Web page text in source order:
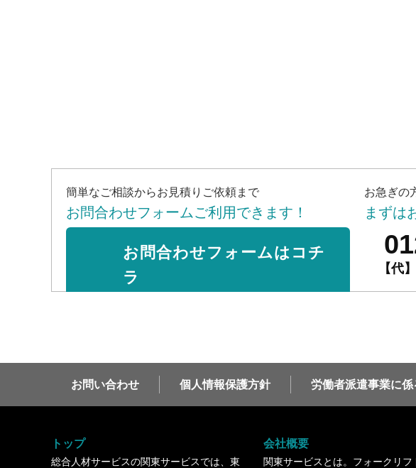
簡単なご相談からお見積りご依頼まで
お問合わせフォームご利用できます！
お問合わせフォームはコチ
ラ
お急ぎの
まずは
【代
お問い合わせ 個人情報保護方針 労働者派遣事業に
トップ
総合人材サービスの関東サービスでは、東
会社概要
関東サービスとは。フォークリフ